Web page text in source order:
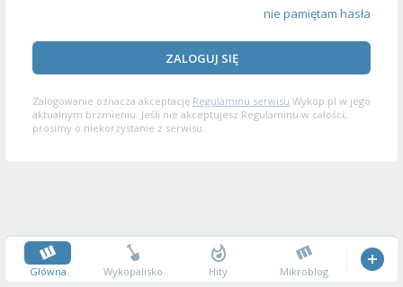
nie pamiętam hasła
ZALOGUJ SIĘ
Zalogowanie oznacza akceptację Regulaminu serwisu Wykop.pl w jego
aktualnym brzmieniu. Jeśli nie akceptujesz Regulaminu w całości,
prosimy o niekorzystanie z serwisu.
Główna Wykopalisko Hity Mikroblog